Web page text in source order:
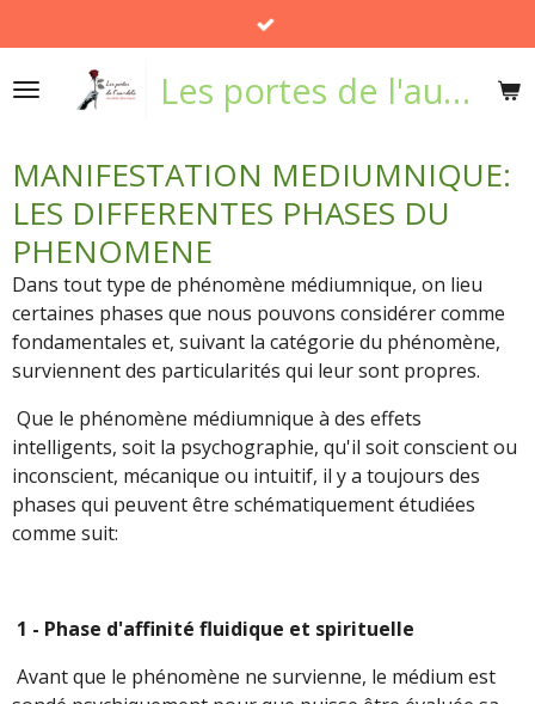
au
contenu
principal
Les portes de l'au-delà
MANIFESTATION MEDIUMNIQUE:
LES DIFFERENTES PHASES DU
PHENOMENE
Dans tout type de phénomène médiumnique, on lieu
certaines phases que nous pouvons considérer comme
fondamentales et, suivant la catégorie du phénomène,
surviennent des particularités qui leur sont propres.
Que le phénomène médiumnique à des effets
intelligents, soit la psychographie, qu'il soit conscient ou
inconscient, mécanique ou intuitif, il y a toujours des
phases qui peuvent être schématiquement étudiées
comme suit:
1 - Phase d'affinité fluidique et spirituelle
Avant que le phénomène ne survienne, le médium est